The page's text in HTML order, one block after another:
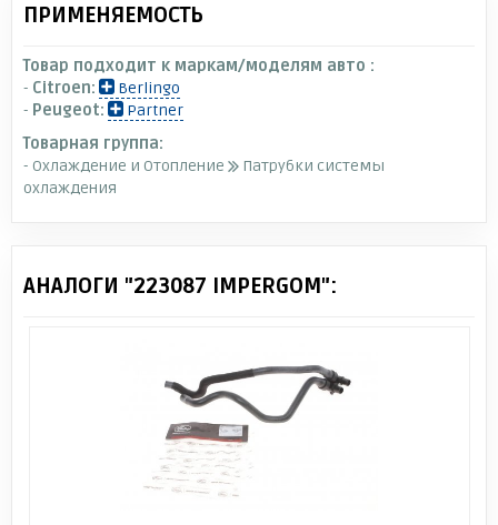
ПРИМЕНЯЕМОСТЬ
Товар подходит к маркам/моделям авто :
- Citroen:
Berlingo
- Peugeot:
Partner
Товарная группа:
- Охлаждение и Отопление
Патрубки системы
охлаждения
АНАЛОГИ "223087 IMPERGOM":